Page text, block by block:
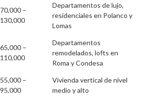
–
Departamentos de lujo,
residenciales en Polanco y
Lomas
–
Departamentos
remodelados, lofts en
Roma y Condesa
–
Vivienda vertical de nivel
medio y alto